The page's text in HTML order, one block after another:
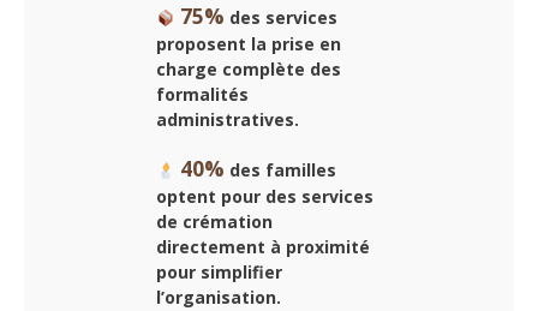
75% des services
proposent la prise en
charge complète des
formalités
administratives.
40% des familles
optent pour des services
de crémation
directement à proximité
pour simplifier
l’organisation.